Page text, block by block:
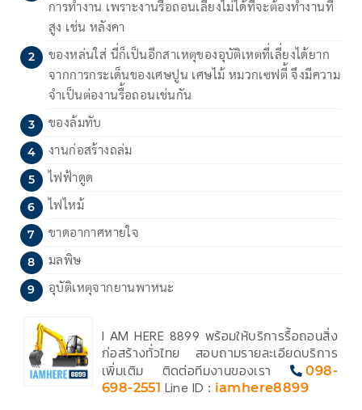
การทำงาน เพราะงานรื้อถอนเลี่ยงไม่ได้ที่จะต้องทำงานที่
สูง เช่น หลังคา
ของหล่นใส่ นี่ก็เป็นอีกสาเหตุของอุบัติเหตที่เลี่ยงได้ยาก
จากการกระเด็นของเศษปูน เศษไม้ หมวกเซฟตี้ จึงมีความ
จำเป็นต่องานรื้อถอนเช่นกัน
ของล้มทับ
งานก่อสร้างถล่ม
ไฟฟ้าดูด
ไฟไหม้
ขาดอากาศหายใจ
มลพิษ
อุบัติเหตุจากยานพาหนะ
I AM HERE 8899 พร้อมให้บริการรื้อถอนสิ่ง
ก่อสร้างทั่วไทย สอบถามรายละเอียดบริการ
เพิ่มเติม ติดต่อทีมงานของเรา
098-
698-2551
Line ID : iamhere8899